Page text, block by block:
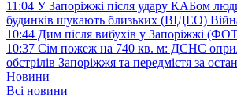
11:04 У Запоріжжі після удару КАБом
будинків шукають близьких (ВІДЕО)
10:44 Дим після вибухів у Запоріжжі
10:37 Сім пожеж на 740 кв. м: ДСНС
обстрілів Запоріжжя та передмістя за
Новини
Всі новини